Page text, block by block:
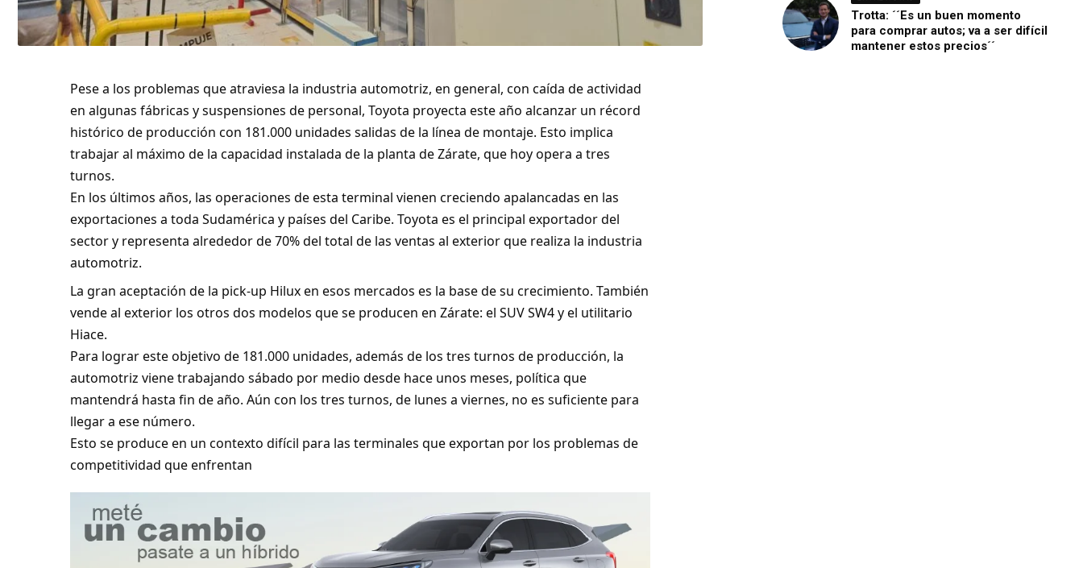
Pese a los problemas que atraviesa la industria automotriz, en general, con caída de actividad
en algunas fábricas y suspensiones de personal, Toyota proyecta este año alcanzar un récord
histórico de producción con 181.000 unidades salidas de la línea de montaje. Esto implica
trabajar al máximo de la capacidad instalada de la planta de Zárate, que hoy opera a tres
turnos.
En los últimos años, las operaciones de esta terminal vienen creciendo apalancadas en las
exportaciones a toda Sudamérica y países del Caribe. Toyota es el principal exportador del
sector y representa alrededor de 70% del total de las ventas al exterior que realiza la industria
automotriz.
La gran aceptación de la pick-up Hilux en esos mercados es la base de su crecimiento. También
vende al exterior los otros dos modelos que se producen en Zárate: el SUV SW4 y el utilitario
Hiace.
Para lograr este objetivo de 181.000 unidades, además de los tres turnos de producción, la
automotriz viene trabajando sábado por medio desde hace unos meses, política que
mantendrá hasta fin de año. Aún con los tres turnos, de lunes a viernes, no es suficiente para
llegar a ese número.
Esto se produce en un contexto difícil para las terminales que exportan por los problemas de
competitividad que enfrentan
Trotta: ´´Es un buen momento
para comprar autos; va a ser difícil
mantener estos precios´´